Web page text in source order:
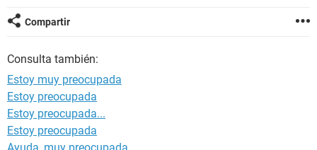
Compartir
Consulta también:
Estoy muy preocupada
Estoy preocupada
Estoy preocupada...
Estoy preocupada